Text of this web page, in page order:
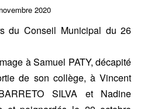
2020
du Conseil Municipal du 26
à Samuel PATY, décapité
de son collège, à Vincent
SILVA et Nadine